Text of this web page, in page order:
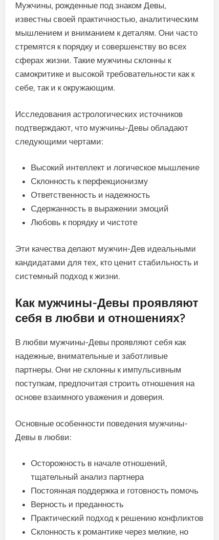
Мужчины, рожденные под знаком Девы,
известны своей практичностью, аналитическим
мышлением и вниманием к деталям. Они часто
стремятся к порядку и совершенству во всех
сферах жизни. Такие мужчины склонны к
самокритике и высокой требовательности как к
себе, так и к окружающим.
Исследования астрологических источников
подтверждают, что мужчины-Девы обладают
следующими чертами:
Высокий интеллект и логическое мышление
Склонность к перфекционизму
Ответственность и надежность
Сдержанность в выражении эмоций
Любовь к порядку и чистоте
Эти качества делают мужчин-Дев идеальными
кандидатами для тех, кто ценит стабильность и
системный подход к жизни.
Как мужчины-Девы проявляют
себя в любви и отношениях?
В любви мужчины-Девы проявляют себя как
надежные, внимательные и заботливые
партнеры. Они не склонны к импульсивным
поступкам, предпочитая строить отношения на
основе взаимного уважения и доверия.
Основные особенности поведения мужчины-
Девы в любви:
Осторожность в начале отношений,
тщательный анализ партнера
Постоянная поддержка и готовность помочь
Верность и преданность
Практический подход к решению конфликтов
Склонность к романтике через мелкие, но